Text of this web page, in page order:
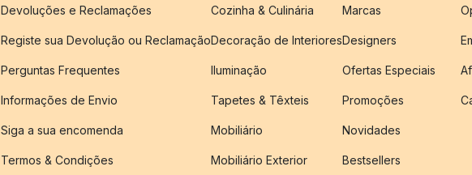
Devoluções e Reclamações
Registe sua Devolução ou Reclamação
Perguntas Frequentes
Informações de Envio
Siga a sua encomenda
Termos & Condições
Cozinha & Culinária
Decoração de Interiores
Iluminação
Tapetes & Têxteis
Mobiliário
Mobiliário Exterior
Marcas
Designers
Ofertas Especiais
Promoções
Novidades
Bestsellers